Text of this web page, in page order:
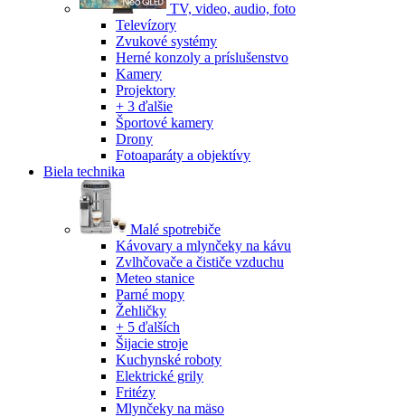
TV, video, audio, foto
Televízory
Zvukové systémy
Herné konzoly a príslušenstvo
Kamery
Projektory
+ 3 ďalšie
Športové kamery
Drony
Fotoaparáty a objektívy
Biela technika
Malé spotrebiče
Kávovary a mlynčeky na kávu
Zvlhčovače a čističe vzduchu
Meteo stanice
Parné mopy
Žehličky
+ 5 ďalších
Šijacie stroje
Kuchynské roboty
Elektrické grily
Fritézy
Mlynčeky na mäso